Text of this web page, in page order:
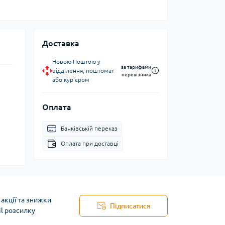
Доставка
Новою Поштою у
відділення, поштомат
або кур'єром
за тарифами
перевізника
Оплата
Банківській переказ
Оплата при доставці
та знижки
розсилку
Підписатися